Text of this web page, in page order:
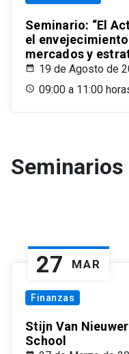
Seminario: “El
el
mercados y
19 de Agosto de
09:00 a 11:00
Seminarios
27 MAR
Finanzas
Stijn Van
School